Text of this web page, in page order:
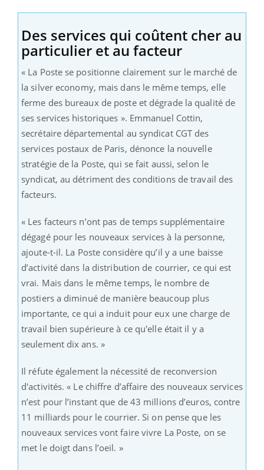
Des services qui coûtent cher au
particulier et au facteur
« La Poste se positionne clairement sur le marché de
la silver economy, mais dans le même temps, elle
ferme des bureaux de poste et dégrade la qualité de
ses services historiques ». Emmanuel Cottin,
secrétaire départemental au syndicat CGT des
services postaux de Paris, dénonce la nouvelle
stratégie de la Poste, qui se fait aussi, selon le
syndicat, au détriment des conditions de travail des
facteurs.
« Les facteurs n’ont pas de temps supplémentaire
dégagé pour les nouveaux services à la personne,
ajoute-t-il. La Poste considère qu’il y a une baisse
d’activité dans la distribution de courrier, ce qui est
vrai. Mais dans le même temps, le nombre de
postiers a diminué de manière beaucoup plus
importante, ce qui a induit pour eux une charge de
travail bien supérieure à ce qu'elle était il y a
seulement dix ans. »
Il réfute également la nécessité de reconversion
d'activités. « Le chiffre d’affaire des nouveaux services
n’est pour l’instant que de 43 millions d’euros, contre
11 milliards pour le courrier. Si on pense que les
nouveaux services vont faire vivre La Poste, on se
met le doigt dans l’oeil. »